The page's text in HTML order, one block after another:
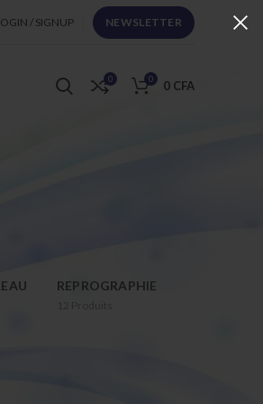
/ SIGNUP NEWSLETTER
0 0 0 CFA
REPROGRAPHIE